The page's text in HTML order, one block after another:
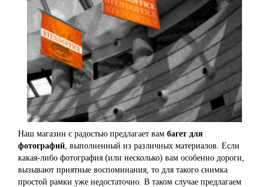
Наш магазин с радостью предлагает вам багет для
фотографий , выполненный из различных материалов. Если
какая-либо фотография (или несколько) вам особенно дороги,
вызывают приятные воспоминания, то для такого снимка
простой рамки уже недостаточно. В таком случае предлагаем